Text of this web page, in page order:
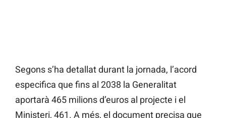
Segons s’ha detallat durant la jornada, l’acord
especifica que fins al 2038 la Generalitat
aportarà 465 milions d’euros al projecte i el
Ministeri, 461. A més, el document precisa que